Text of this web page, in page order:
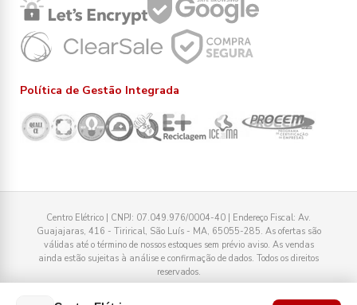
Política de Gestão Integrada
Centro Elétrico | CNPJ: 07.049.976/0004-40 | Endereço Fiscal: Av.
Guajajaras, 416 - Tirirical, São Luís - MA, 65055-285. As ofertas são
válidas até o término de nossos estoques sem prévio aviso. As vendas
ainda estão sujeitas à análise e confirmação de dados. Todos os direitos
reservados.